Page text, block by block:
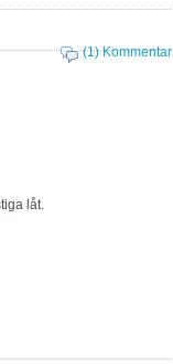
(1) Kommentar
låt.